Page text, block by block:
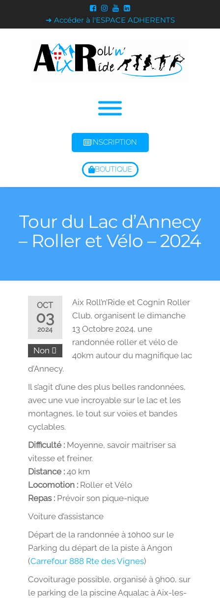
➔ Accéder à l'ESPACE ADHERENTS
INSCRIPTION
BOUTIQUE
Tour du Lac d’Annecy
– Roller et Vélo – 2024
OCT
03
2024
Non
Aix Roll’n’Ride et Cognin Roller
Club, organisent le dimanche
13 Octobre 2024, une
randonnée roller et vélo de
40km autour du magnifique lac
d’Annecy.
Il s’agit d’une des plus belles randonnées,
avec une vue incroyable sur le lac et les
montagnes, le tout sur voies et bandes
cyclables.
Difficulté :Moyenne, savoir maitriser sa
vitesse et freiner.
Distance :40 km
Locomotion :Roller et Vélo
Repas : Prévoir son pique-nique
Voiture d’assistance
Départ de la randonnée à 10h00 sur le
Parking du départ de la piste à Angon
(Carrefour 888 Rte des Vignes)
Covoiturage possible, organisé à 9h00, sur
le parking de la piscine Aqualac à Aix-les-